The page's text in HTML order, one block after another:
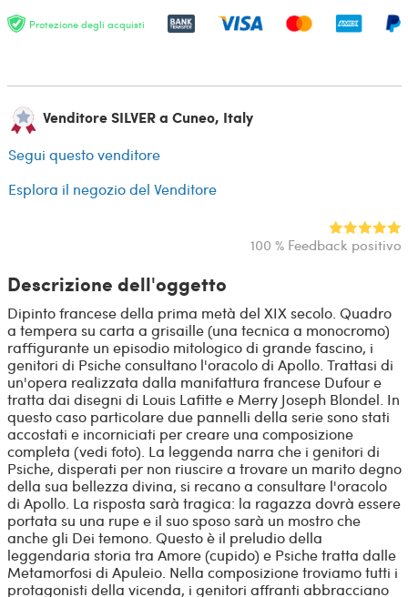
Protezione degli acquisti
Venditore SILVER a Cuneo, Italy
Segui questo venditore
Esplora il negozio del Venditore
100 % Feedback positivo
Descrizione dell'oggetto
Dipinto francese della prima metà del XIX secolo. Quadro
a tempera su carta a grisaille (una tecnica a monocromo)
raffigurante un episodio mitologico di grande fascino, i
genitori di Psiche consultano l'oracolo di Apollo. Trattasi di
un'opera realizzata dalla manifattura francese Dufour e
tratta dai disegni di Louis Lafitte e Merry Joseph Blondel. In
questo caso particolare due pannelli della serie sono stati
accostati e incorniciati per creare una composizione
completa (vedi foto). La leggenda narra che i genitori di
Psiche, disperati per non riuscire a trovare un marito degno
della sua bellezza divina, si recano a consultare l'oracolo
di Apollo. La risposta sarà tragica: la ragazza dovrà essere
portata su una rupe e il suo sposo sarà un mostro che
anche gli Dei temono. Questo è il preludio della
leggendaria storia tra Amore (cupido) e Psiche tratta dalle
Metamorfosi di Apuleio. Nella composizione troviamo tutti i
protagonisti della vicenda, i genitori affranti abbracciano